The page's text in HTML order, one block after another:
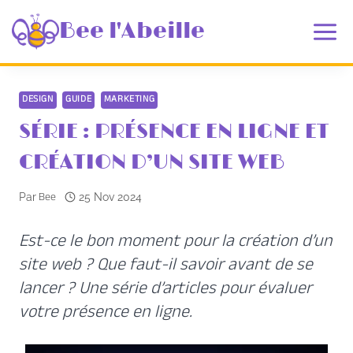
au
contenu
Bee l'Abeille
DESIGN GUIDE MARKETING
SÉRIE : PRÉSENCE EN LIGNE ET
CRÉATION D’UN SITE WEB
Par Bee 25 Nov 2024
Est-ce le bon moment pour la création d’un
site web ? Que faut-il savoir avant de se
lancer ? Une série d’articles pour évaluer
votre présence en ligne.